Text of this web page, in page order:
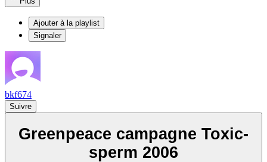
Ajouter à la playlist
Signaler
bkf674
Suivre
Greenpeace campagne Toxic-
sperm 2006